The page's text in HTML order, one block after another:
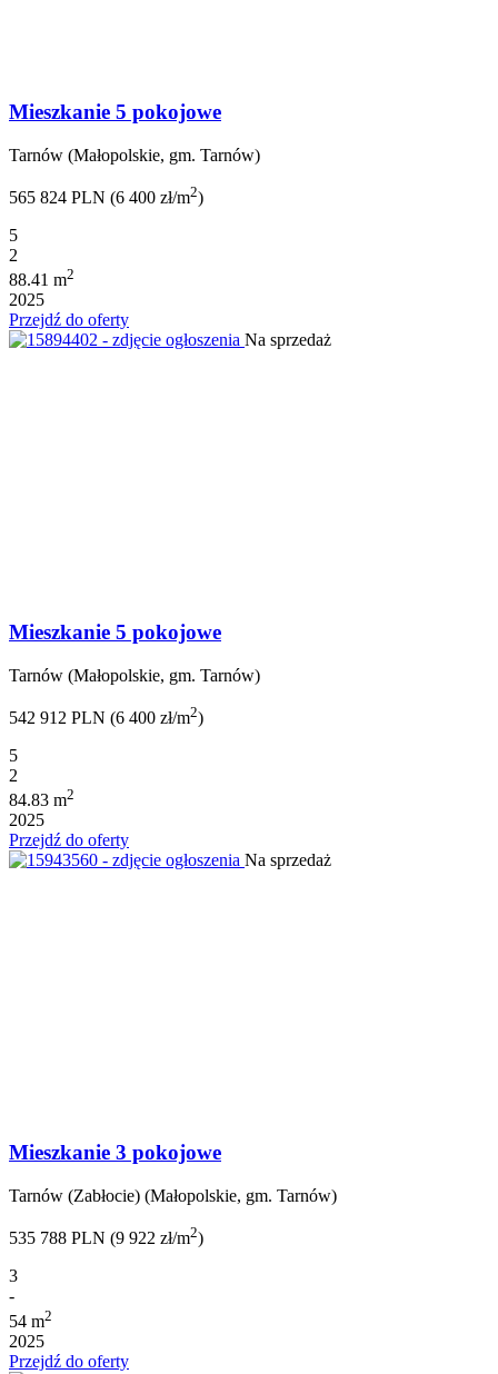
Mieszkanie 5 pokojowe
Tarnów (Małopolskie, gm. Tarnów)
565 824 PLN (6 400 zł/m2)
5
2
88.41 m2
2025
Przejdź do oferty
Na sprzedaż
Mieszkanie 5 pokojowe
Tarnów (Małopolskie, gm. Tarnów)
542 912 PLN (6 400 zł/m2)
5
2
84.83 m2
2025
Przejdź do oferty
Na sprzedaż
Mieszkanie 3 pokojowe
Tarnów (Zabłocie) (Małopolskie, gm. Tarnów)
535 788 PLN (9 922 zł/m2)
3
-
54 m2
2025
Przejdź do oferty